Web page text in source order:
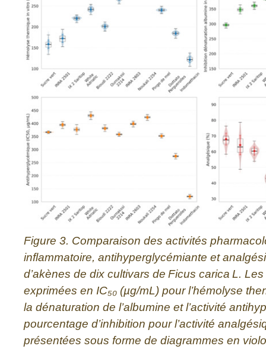
Figure 3. Comparaison des activités
inflammatoire, antihyperglycémiante et
d’akènes de dix cultivars de Ficus carica L.
exprimées en IC₅₀ (µg/mL) pour l’hémolyse
la dénaturation de l’albumine et l’activité
pourcentage d’inhibition pour l’activité
présentées sous forme de diagrammes en